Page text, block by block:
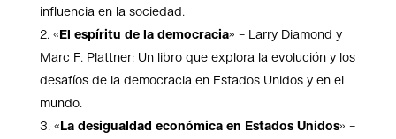
influencia en la sociedad.
«El espíritu de la democracia» – Larry Diamond y
Marc F. Plattner: Un libro que explora la evolución y los
desafíos de la democracia en Estados Unidos y en el
mundo.
«La desigualdad económica en Estados Unidos» –